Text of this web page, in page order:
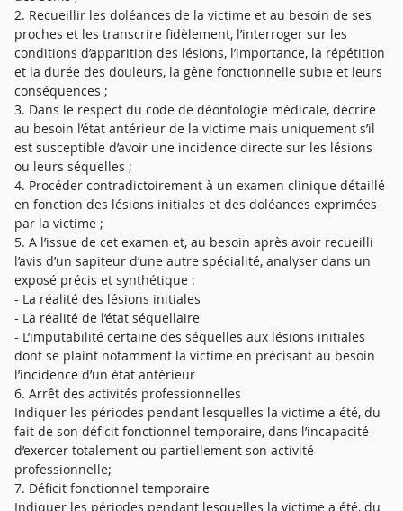
2. Recueillir les doléances de la victime et au besoin de ses
proches et les transcrire fidèlement, l’interroger sur les
conditions d’apparition des lésions, l’importance, la répétition
et la durée des douleurs, la gêne fonctionnelle subie et leurs
conséquences ;
3. Dans le respect du code de déontologie médicale, décrire
au besoin l’état antérieur de la victime mais uniquement s’il
est susceptible d’avoir une incidence directe sur les lésions
ou leurs séquelles ;
4. Procéder contradictoirement à un examen clinique détaillé
en fonction des lésions initiales et des doléances exprimées
par la victime ;
5. A l’issue de cet examen et, au besoin après avoir recueilli
l’avis d’un sapiteur d’une autre spécialité, analyser dans un
exposé précis et synthétique :
- La réalité des lésions initiales
- La réalité de l’état séquellaire
- L’imputabilité certaine des séquelles aux lésions initiales
dont se plaint notamment la victime en précisant au besoin
l’incidence d’un état antérieur
6. Arrêt des activités professionnelles
Indiquer les périodes pendant lesquelles la victime a été, du
fait de son déficit fonctionnel temporaire, dans l’incapacité
d’exercer totalement ou partiellement son activité
professionnelle;
7. Déficit fonctionnel temporaire
Indiquer les périodes pendant lesquelles la victime a été, du